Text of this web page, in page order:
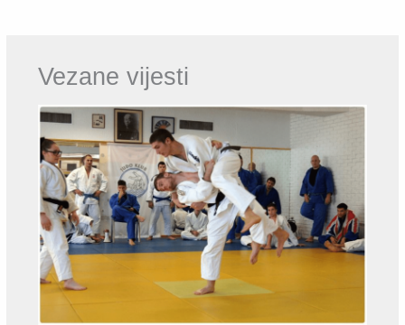
Vezane vijesti